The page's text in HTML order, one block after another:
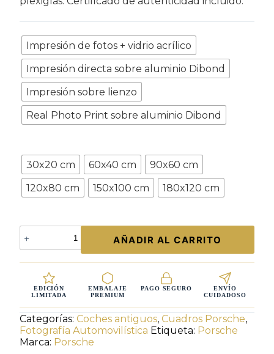
2.349,00€
Impresión de fotos + vidrio acrílico
Impresión directa sobre aluminio Dibond
Impresión sobre lienzo
Real Photo Print sobre aluminio Dibond
30x20 cm
60x40 cm
90x60 cm
120x80 cm
150x100 cm 180x120 cm
Porsche
Gulf
Salzburg
Arte
Automovilístico
Edición
Limitada
AÑADIR AL CARRITO
EDICIÓN
LIMITADA
EMBALAJE
PREMIUM
PAGO SEGURO
ENVÍO
CUIDADOSO
Categorías: Coches antiguos, Cuadros Porsche,
Fotografía Automovilística Etiqueta: Porsche
Marca: Porsche